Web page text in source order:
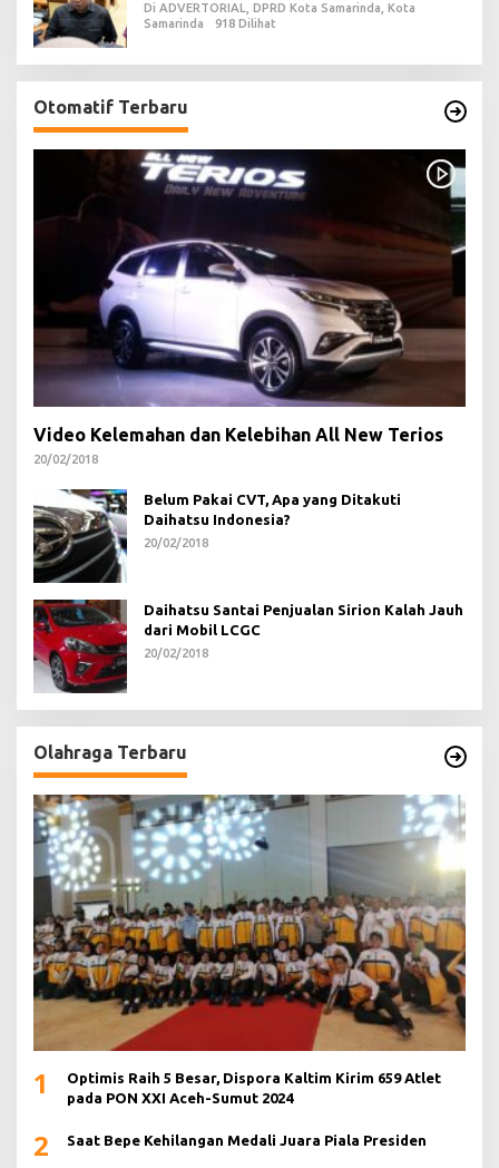
Di ADVERTORIAL, DPRD Kota Samarinda, Kota
Samarinda
918 Dilihat
Otomatif Terbaru
Video Kelemahan dan Kelebihan All New Terios
20/02/2018
Belum Pakai CVT, Apa yang Ditakuti
Daihatsu Indonesia?
20/02/2018
Daihatsu Santai Penjualan Sirion Kalah Jauh
dari Mobil LCGC
20/02/2018
Olahraga Terbaru
1
Optimis Raih 5 Besar, Dispora Kaltim Kirim 659 Atlet
pada PON XXI Aceh-Sumut 2024
2 Saat Bepe Kehilangan Medali Juara Piala Presiden